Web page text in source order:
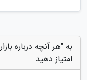
به "هر آنچه درباره
امتیاز دهید